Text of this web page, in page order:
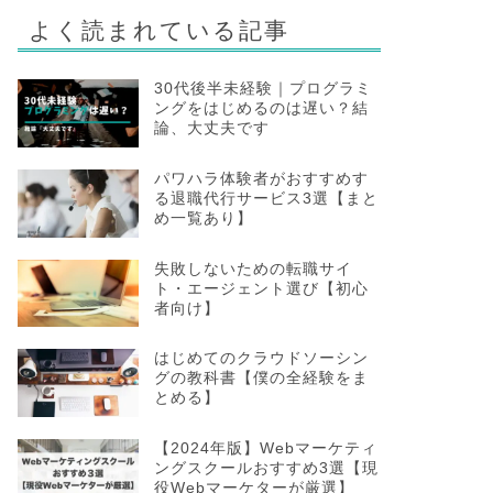
よく読まれている記事
30代後半未経験｜プログラミ
ングをはじめるのは遅い？結
論、大丈夫です
パワハラ体験者がおすすめす
る退職代行サービス3選【まと
め一覧あり】
失敗しないための転職サイ
ト・エージェント選び【初心
者向け】
はじめてのクラウドソーシン
グの教科書【僕の全経験をま
とめる】
【2024年版】Webマーケティ
ングスクールおすすめ3選【現
役Webマーケターが厳選】